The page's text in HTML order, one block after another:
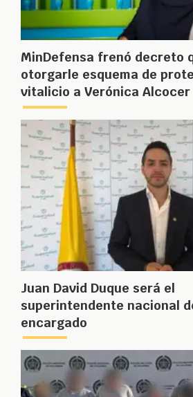
MinDefensa frenó decreto
otorgarle esquema de
vitalicio a Verónica Alcocer
Juan David Duque será el
superintendente nacional
encargado